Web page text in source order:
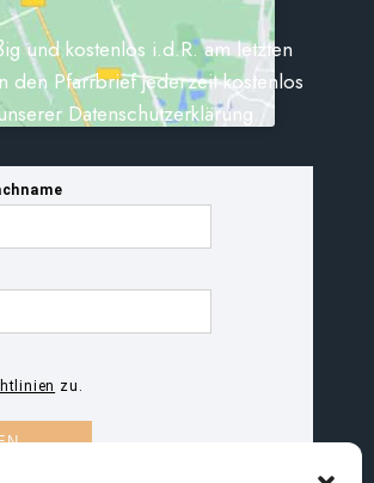
und kostenlos i.d.R. am letzten
den Pfarrbrief jederzeit kostenlos
Datenschutzerklärung.